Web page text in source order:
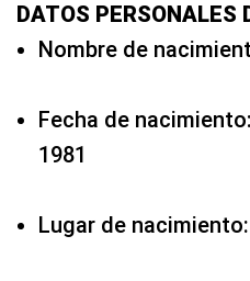
DATOS PERSONALES
Nombre de
Fecha de
1981
Lugar de